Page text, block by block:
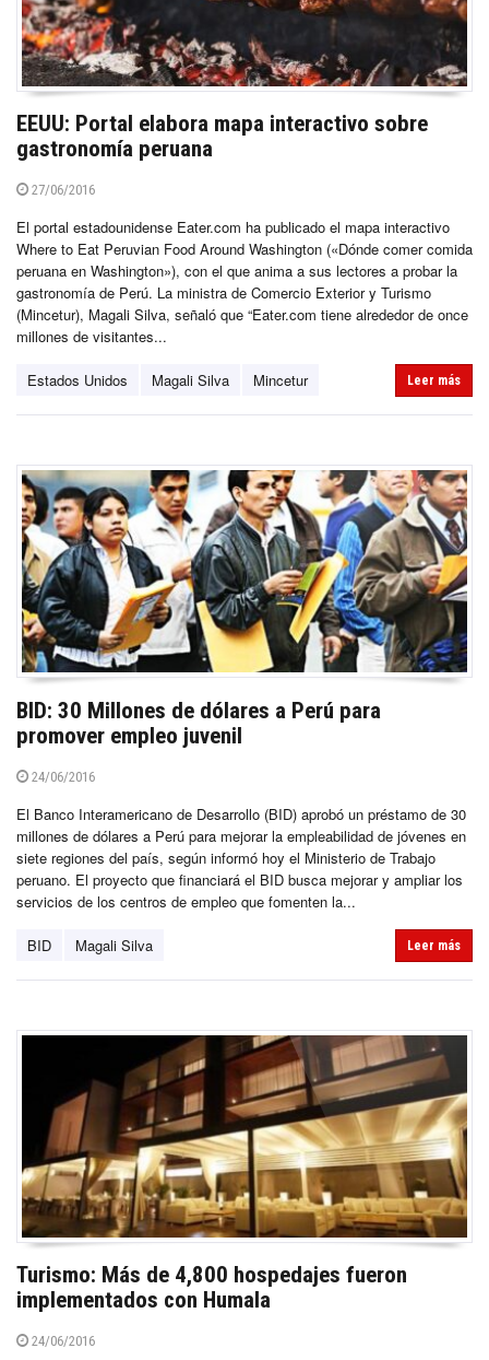
EEUU: Portal elabora mapa interactivo sobre
gastronomía peruana
27/06/2016
El portal estadounidense Eater.com ha publicado el mapa interactivo
Where to Eat Peruvian Food Around Washington («Dónde comer comida
peruana en Washington»), con el que anima a sus lectores a probar la
gastronomía de Perú. La ministra de Comercio Exterior y Turismo
(Mincetur), Magali Silva, señaló que “Eater.com tiene alrededor de once
millones de visitantes...
Estados Unidos Magali Silva Mincetur Leer más
BID: 30 Millones de dólares a Perú para
promover empleo juvenil
24/06/2016
El Banco Interamericano de Desarrollo (BID) aprobó un préstamo de 30
millones de dólares a Perú para mejorar la empleabilidad de jóvenes en
siete regiones del país, según informó hoy el Ministerio de Trabajo
peruano. El proyecto que financiará el BID busca mejorar y ampliar los
servicios de los centros de empleo que fomenten la...
BID Magali Silva Leer más
Turismo: Más de 4,800 hospedajes fueron
implementados con Humala
24/06/2016